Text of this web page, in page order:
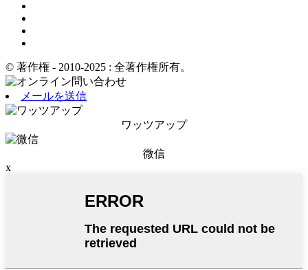
© 著作権 - 2010-2025 : 全著作権所有。
メールを送信
ワッツアップ
微信
x